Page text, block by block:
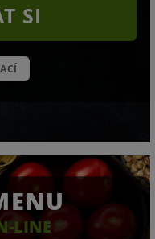
SI
LINE